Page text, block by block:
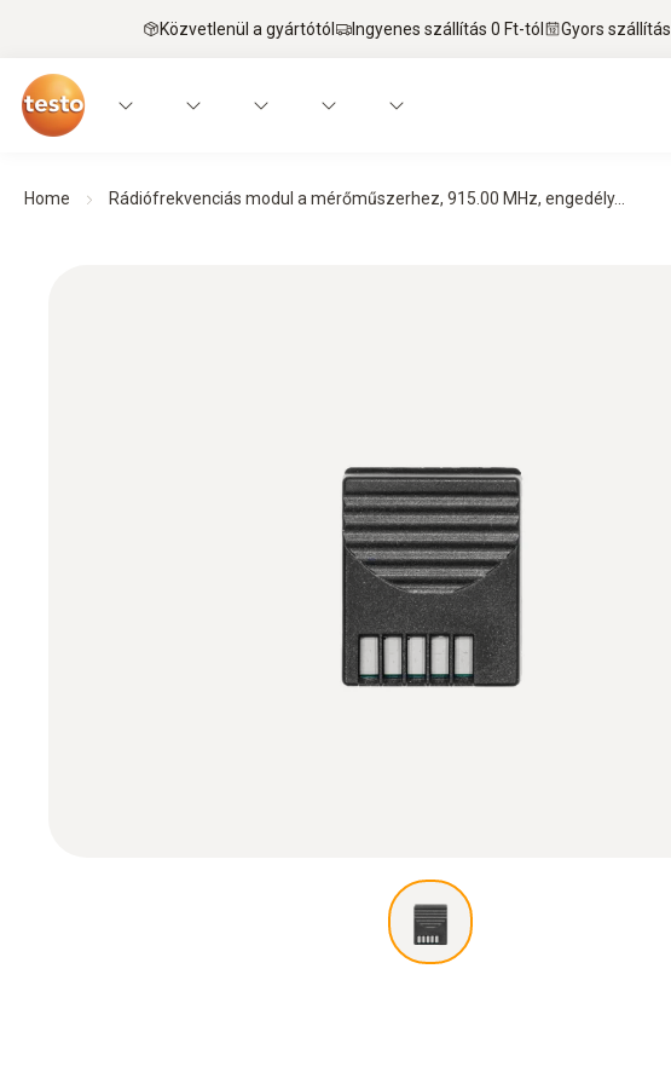
Közvetlenül a gyártótól Ingyenes szállítás 0 Ft-tól Gyors szállítás
Home Rádiófrekvenciás modul a mérőműszerhez, 915.00 MHz, engedély...